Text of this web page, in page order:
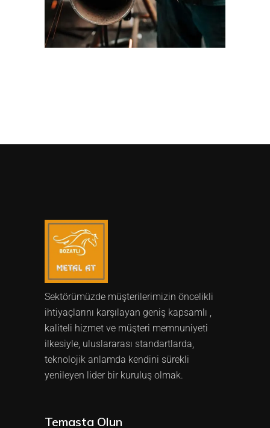
Sektörümüzde müşterilerimizin öncelikli
ihtiyaçlarını karşılayan geniş kapsamlı ,
kaliteli hizmet ve müşteri memnuniyeti
ilkesiyle, uluslararası standartlarda,
teknolojik anlamda kendini sürekli
yenileyen lider bir kuruluş olmak.
Temasta Olun